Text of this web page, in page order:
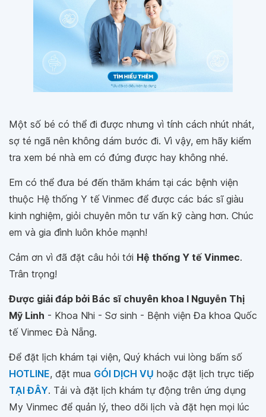
Một số bé có thể đi được nhưng vì tính cách nhút nhát,
sợ té ngã nên không dám bước đi. Vì vậy, em hãy kiểm
tra xem bé nhà em có đứng được hay không nhé.
Em có thể đưa bé đến thăm khám tại các bệnh viện
thuộc Hệ thống Y tế Vinmec để được các bác sĩ giàu
kinh nghiệm, giỏi chuyên môn tư vấn kỹ càng hơn. Chúc
em và gia đình luôn khỏe mạnh!
Cảm ơn vì đã đặt câu hỏi tới Hệ thống Y tế Vinmec.
Trân trọng!
Được giải đáp bởi Bác sĩ chuyên khoa I Nguyễn Thị
Mỹ Linh - Khoa Nhi - Sơ sinh - Bệnh viện Đa khoa Quốc
tế Vinmec Đà Nẵng.
Để đặt lịch khám tại viện, Quý khách vui lòng bấm số
HOTLINE, đặt mua GÓI DỊCH VỤ hoặc đặt lịch trực tiếp
TẠI ĐÂY. Tải và đặt lịch khám tự động trên ứng dụng
My Vinmec để quản lý, theo dõi lịch và đặt hẹn mọi lúc